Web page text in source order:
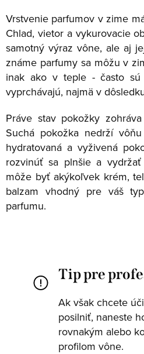
Vrstvenie parfumov v zime
Chlad, vietor a vykurovacie
samotný výraz vône, ale aj
známe parfumy sa môžu v
inak ako v teple - často sú
vyprchávajú, najmä v
Práve stav pokožky
Suchá pokožka nedrží
hydratovaná a vyživená
rozvinúť sa plnšie a
môže byť akýkoľvek krém,
balzam vhodný pre váš
parfumu.
Tip pre
Ak však chcete
posilniť, naneste
rovnakým alebo
profilom vône.